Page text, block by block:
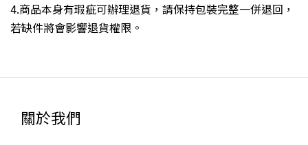
4.商品本身有瑕疵可辦理退貨，請保持包裝完整一併退回，
若缺件將會影響退貨權限。
關於我們